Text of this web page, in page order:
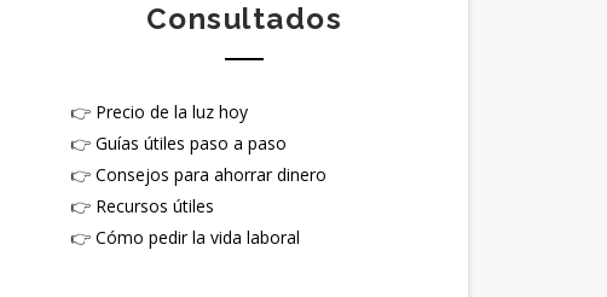
Consultados
👉 Precio de la luz hoy
👉 Guías útiles paso a paso
👉 Consejos para ahorrar dinero
👉 Recursos útiles
👉 Cómo pedir la vida laboral